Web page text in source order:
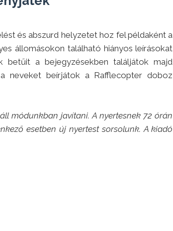
és abszurd helyzetet hoz fel példaként a
állomásokon található hiányos leírásokat
betűit a bejegyzésekben találjátok majd
neveket beírjátok a Rafflecopter doboz
módunkban javítani. A nyertesnek 72 órán
esetben új nyertest sorsolunk. A kiadó